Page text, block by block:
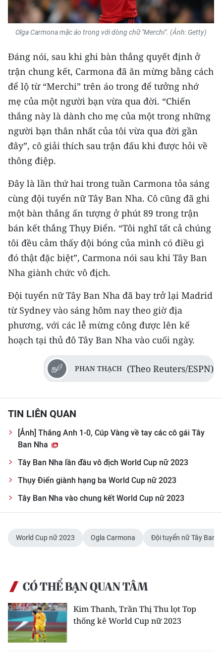
Olga Carmona mặc áo trong với dòng chữ "Merchi". (Ảnh: Getty)
Đáng nói, sau khi ghi bàn thắng quyết định ở
trận chung kết, Carmona đã ăn mừng bằng cách
để lộ từ “Merchi” trên áo trong để tưởng nhớ
mẹ của một người bạn vừa qua đời. “Chiến
thắng này là dành cho mẹ của một trong những
người bạn thân nhất của tôi vừa qua đời gần
đây”, cô giải thích sau trận đấu khi được hỏi về
thông điệp.
Đây là lần thứ hai trong tuần Carmona tỏa sáng
cùng đội tuyển nữ Tây Ban Nha. Cô cũng đã ghi
một bàn thắng ấn tượng ở phút 89 trong trận
bán kết thắng Thụy Điển. “Tôi nghĩ tất cả chúng
tôi đều cảm thấy đội bóng của mình có điều gì
đó thật đặc biệt”, Carmona nói sau khi Tây Ban
Nha giành chức vô địch.
Đội tuyển nữ Tây Ban Nha đã bay trở lại Madrid
từ Sydney vào sáng hôm nay theo giờ địa
phương, với các lễ mừng công được lên kế
hoạch tại thủ đô Tây Ban Nha vào cuối ngày.
PHAN THẠCH (Theo Reuters/ESPN)
TIN LIÊN QUAN
[Ảnh] Thắng Anh 1-0, Cúp Vàng về tay các cô gái Tây
Ban Nha
Tây Ban Nha lần đầu vô địch World Cup nữ 2023
Thụy Điển giành hạng ba World Cup nữ 2023
Tây Ban Nha vào chung kết World Cup nữ 2023
World Cup nữ 2023 Ogla Carmona Đội tuyển nữ Tây Ban
CÓ THỂ BẠN QUAN TÂM
Kim Thanh, Trần Thị Thu lọt Top
thống kê World Cup nữ 2023